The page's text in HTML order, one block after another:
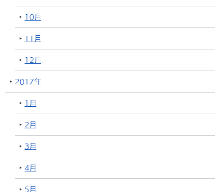
10月
11月
12月
2017年
1月
2月
3月
4月
5月